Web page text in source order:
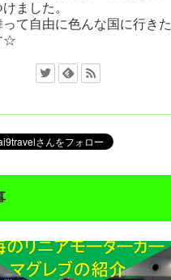
ました。
って自由に色んな国に行きた
☆